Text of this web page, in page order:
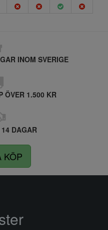
INOM SVERIGE
ÖVER 1.500 KR
DAGAR
KÖP